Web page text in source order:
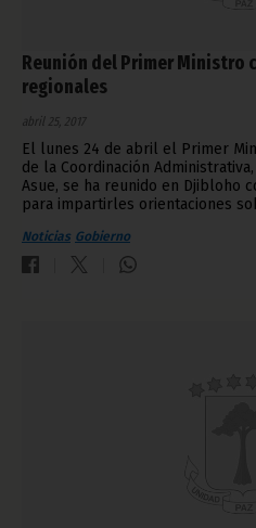
Reunión del Primer Ministro
regionales
abril 25, 2017
El lunes 24 de abril el Primer
de la Coordinación
Asue, se ha reunido en Djibloho
para impartirles orientaciones
Noticias Gobierno